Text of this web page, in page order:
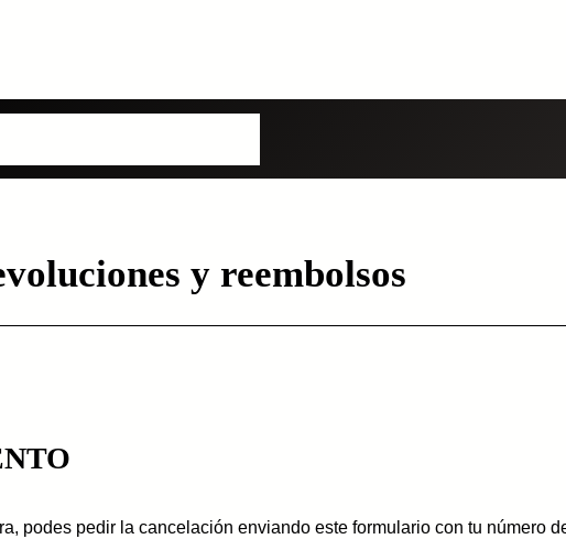
Usuario o Correo Electrónico
y reembolsos
podes pedir la cancelación enviando este formulario con tu número